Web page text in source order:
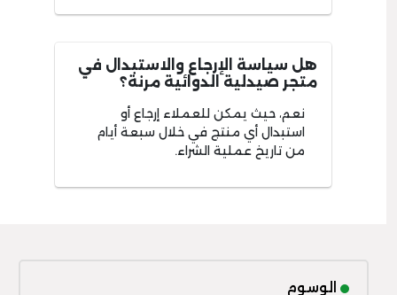
هل سياسة الإرجاع والاستبدال في
متجر صيدلية الدوائية مرنة؟
نعم، حيث يمكن للعملاء إرجاع أو
استبدال أي منتج في خلال سبعة أيام
من تاريخ عملية الشراء.
الوسوم